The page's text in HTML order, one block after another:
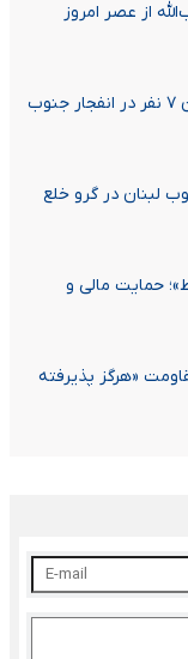
از عصر امروز
کشته شدن یک افسر اسرائیلی و زخمی شدن ۷ نفر در انفجار جنوب
لبنان در گرو خلع
حمایت مالی و
«هرگز پذیرفته